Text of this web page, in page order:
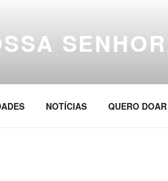
NOTÍCIAS QUERO DOAR